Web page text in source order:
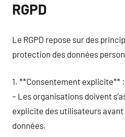
RGPD
Le RGPD repose sur des
protection des données
1. **Consentement explicite** :
– Les organisations doivent
explicite des utilisateurs
données.